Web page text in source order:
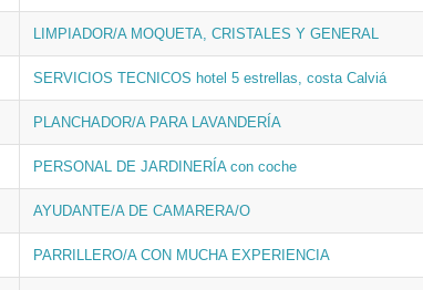
LIMPIADOR/A MOQUETA, CRISTALES Y GENERAL
SERVICIOS TECNICOS hotel 5 estrellas, costa Calviá
PLANCHADOR/A PARA LAVANDERÍA
PERSONAL DE JARDINERÍA con coche
AYUDANTE/A DE CAMARERA/O
PARRILLERO/A CON MUCHA EXPERIENCIA